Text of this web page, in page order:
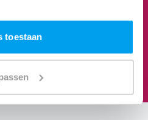
toestaan
8 3
uit te kijken